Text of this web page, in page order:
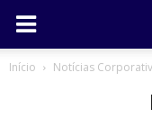
Início Notícias